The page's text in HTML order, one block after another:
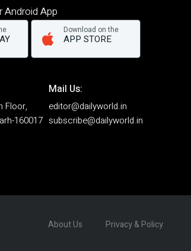
Android App
Download on the
APP STORE
Floor,
160017
Mail Us:
editor@dailyworld.in
subscribe@dailyworld.in
About Us Privacy & Policy